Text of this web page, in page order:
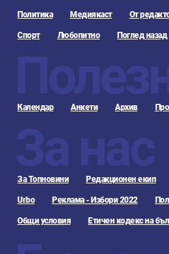
Политика Медиякаст От
Спорт Любопитно Поглед назад
Календар Анкети Архив
За нас
За Топновини Редакционен екип
Urbo Реклама - Избори 2022
Общи условия Етичен кодекс на